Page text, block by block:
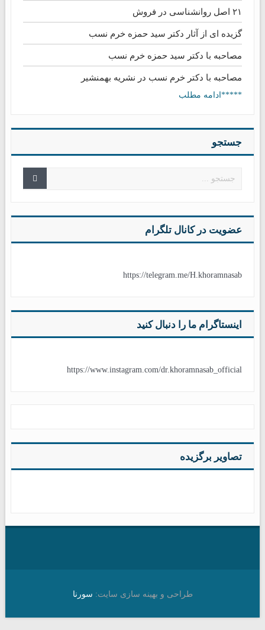
۲۱ اصل روانشناسی در فروش
گزیده ای از آثار دکتر سید حمزه خرم نسب
مصاحبه با دکتر سید حمزه خرم نسب
مصاحبه با دکتر خرم نسب در نشریه بهمنشیر
*****ادامه مطلب
جستجو
عضویت در کانال تلگرام
https://telegram.me/H.khoramnasab
اینستاگرام ما را دنبال کنید
https://www.instagram.com/dr.khoramnasab_official
تصاویر برگزیده
طراحی و بهینه سازی سایت: سورنا